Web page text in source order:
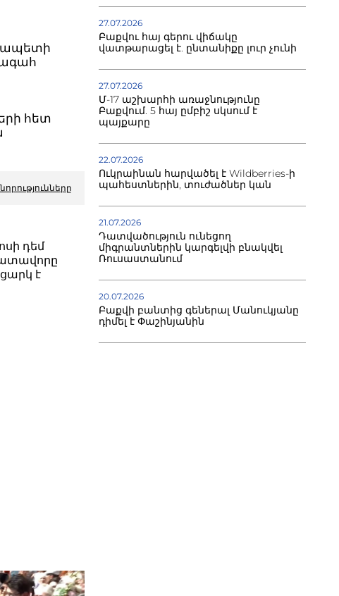
հետ
դեմ
է
27.07.2026
Բաքվու հայ գերու վիճակը
վատթարացել է. ընտանիքը լուր չունի
27.07.2026
Մ-17 աշխարհի առաջնությունը
Բաքվում. 5 հայ ըմբիշ սկսում է
պայքարը
22.07.2026
Ուկրաինան հարվածել է Wildberries-ի
պահեստներին, տուժածներ կան
21.07.2026
Դատվածություն ունեցող
միգրանտներին կարգելվի բնակվել
Ռուսաստանում
20.07.2026
Բաքվի բանտից գեներալ Մանուկյանը
դիմել է Փաշինյանին